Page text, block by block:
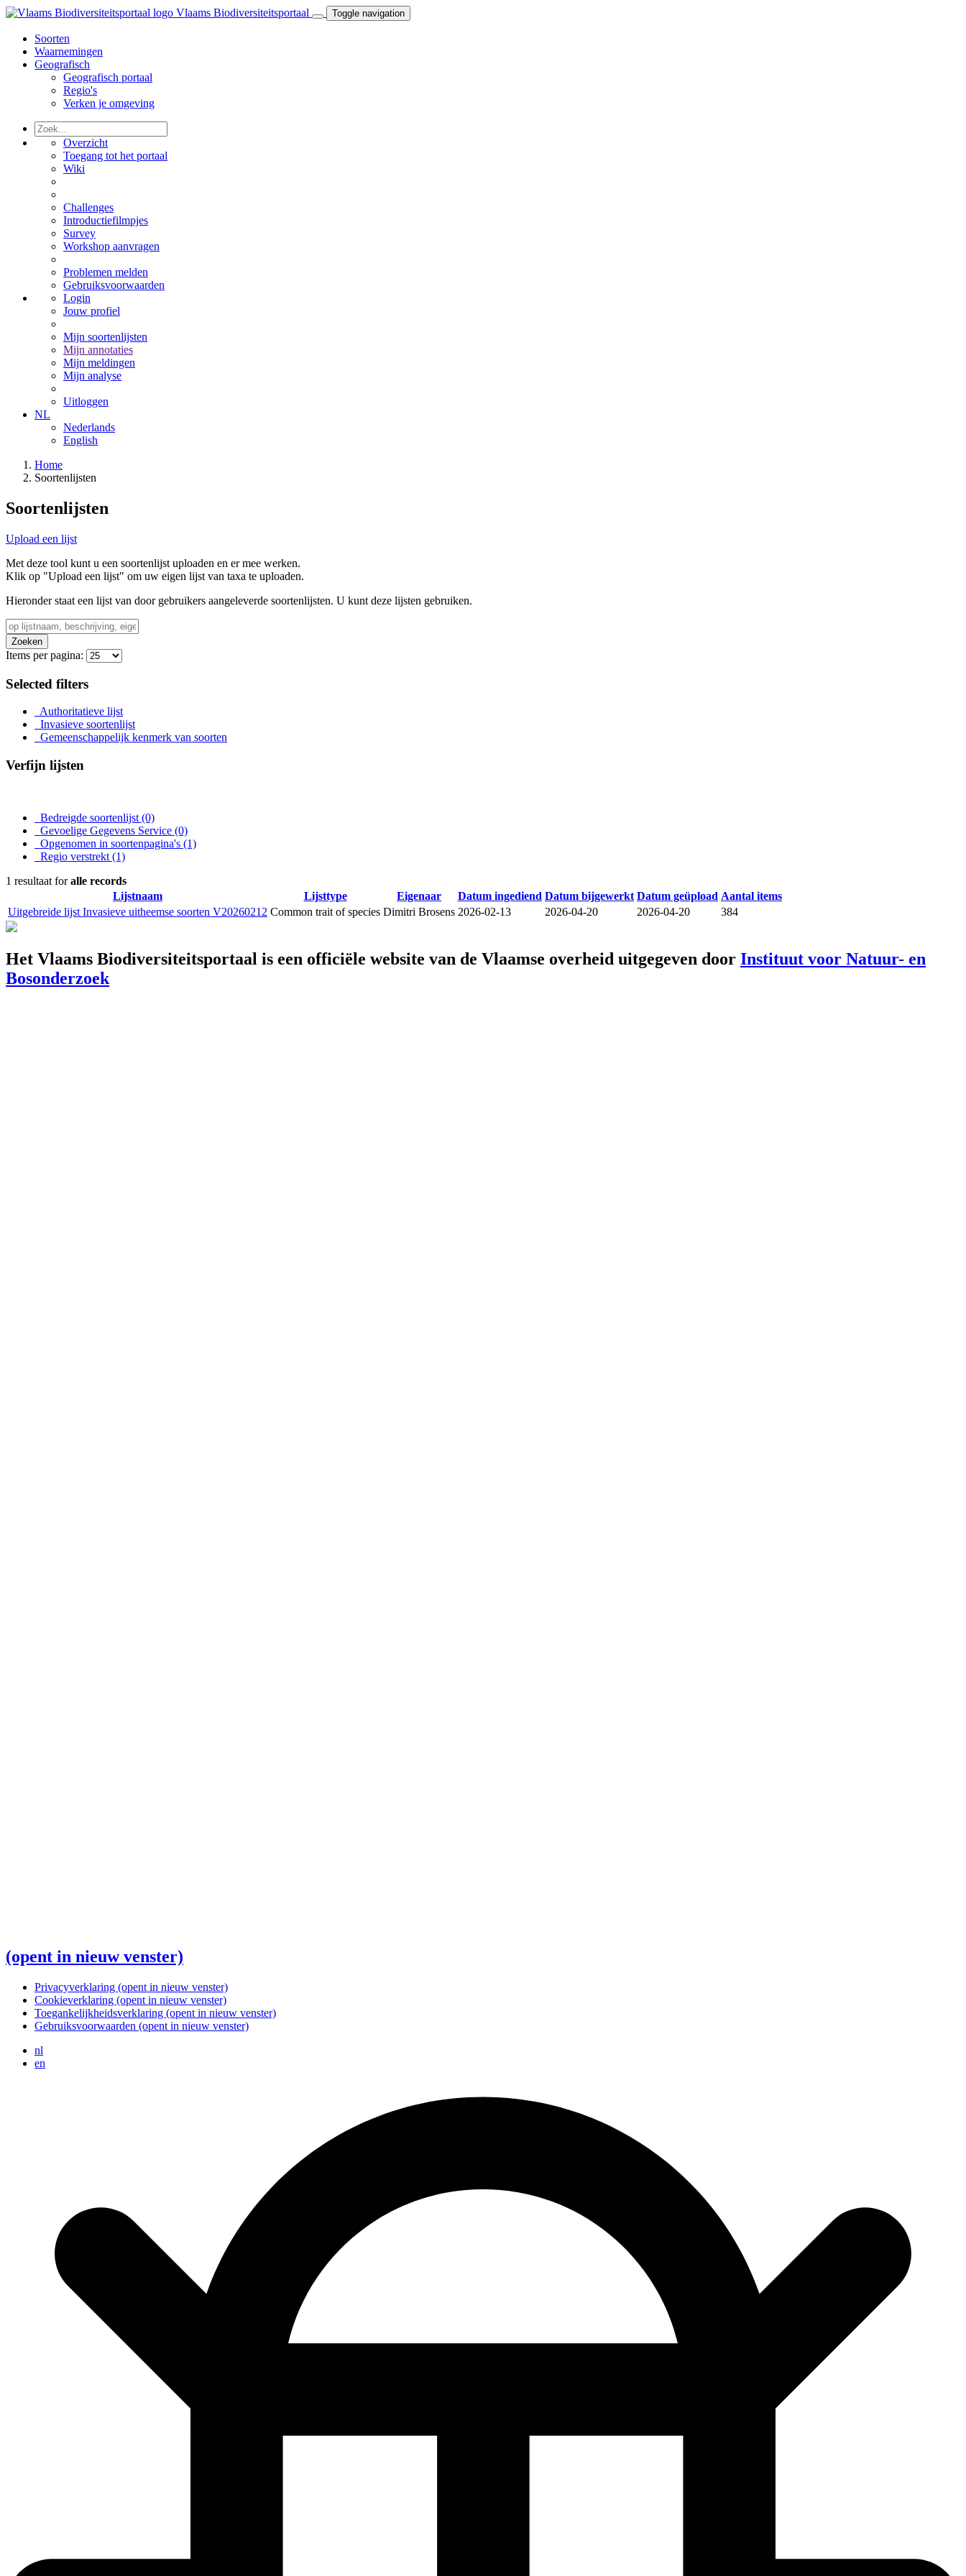
Vlaams Biodiversiteitsportaal Toggle navigation
Soorten
Waarnemingen
Geografisch
Geografisch portaal
Regio's
Verken je omgeving
Overzicht
Toegang tot het portaal
Wiki
Challenges
Introductiefilmpjes
Survey
Workshop aanvragen
Problemen melden
Gebruiksvoorwaarden
Login
Jouw profiel
Mijn soortenlijsten
Mijn annotaties
Mijn meldingen
Mijn analyse
Uitloggen
NL
Nederlands
English
Home
Soortenlijsten
Soortenlijsten
Upload een lijst
Met deze tool kunt u een soortenlijst uploaden en er mee werken.
Klik op "Upload een lijst" om uw eigen lijst van taxa te uploaden.
Hieronder staat een lijst van door gebruikers aangeleverde soortenlijsten. U kunt deze lijsten gebruiken.
Zoeken
Items per pagina:
Selected filters
Authoritatieve lijst
Invasieve soortenlijst
Gemeenschappelijk kenmerk van soorten
Verfijn lijsten
Bedreigde soortenlijst (0)
Gevoelige Gegevens Service (0)
Opgenomen in soortenpagina's (1)
Regio verstrekt (1)
1 resultaat foralle records
Lijstnaam
Lijsttype Eigenaar Datum ingediend Datum bijgewerkt Datum geüpload Aantal items
Uitgebreide lijst Invasieve uitheemse soorten V20260212 Common trait of species Dimitri Brosens 2026-02-13 2026-04-20 2026-04-20 384
Het Vlaams Biodiversiteitsportaal is een officiële website van de Vlaamse overheid uitgegeven door Instituut voor Natuur- en
Bosonderzoek
(opent in nieuw venster)
Privacyverklaring (opent in nieuw venster)
Cookieverklaring (opent in nieuw venster)
Toegankelijkheidsverklaring (opent in nieuw venster)
Gebruiksvoorwaarden (opent in nieuw venster)
nl
en